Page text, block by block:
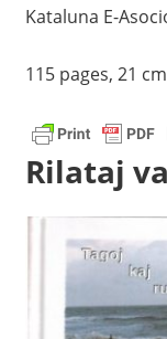
Kataluna E-
115 pages, 21 cm
Rilataj